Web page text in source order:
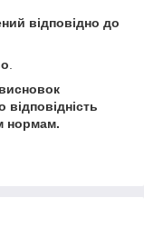
відповідно до
відповідність
нормам.